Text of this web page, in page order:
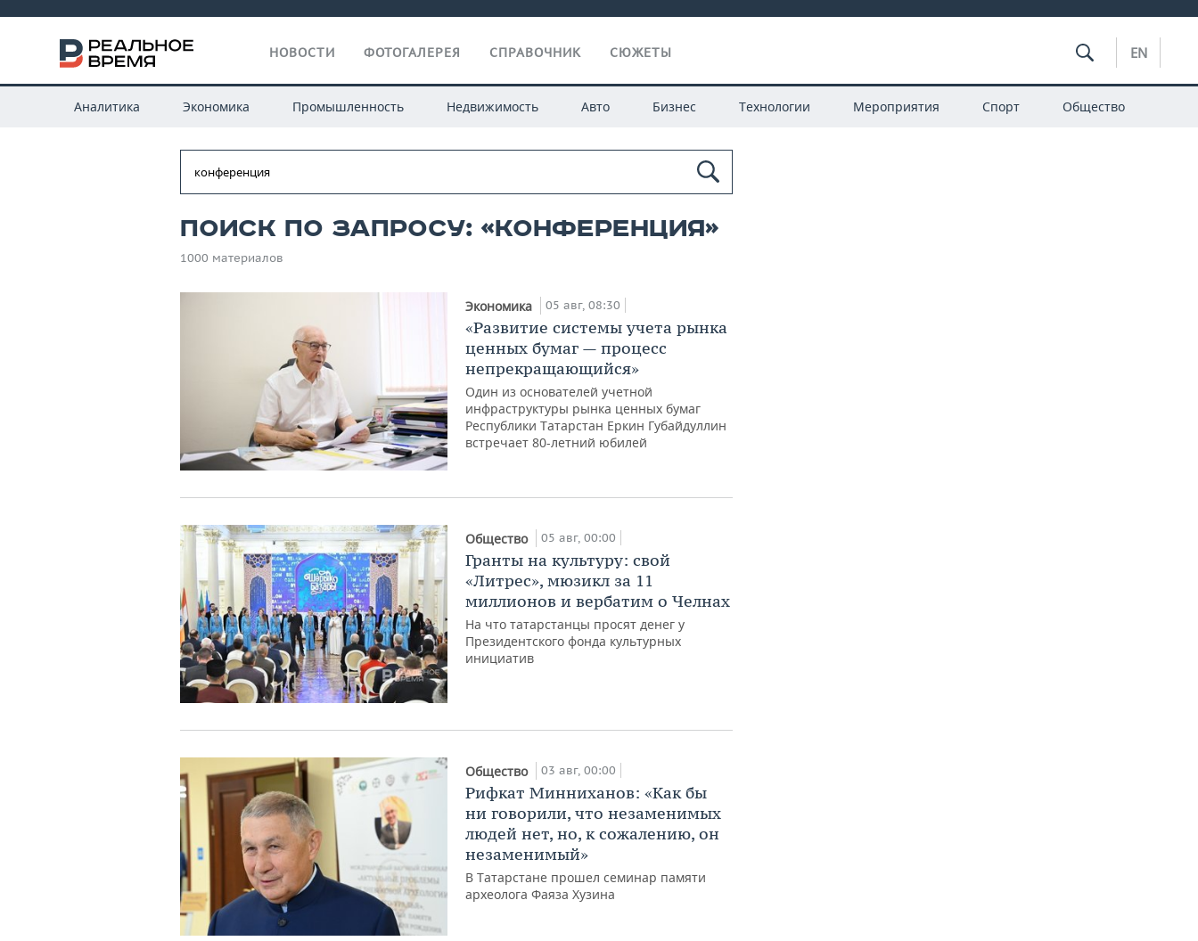
НОВОСТИ ФОТОГАЛЕРЕЯ СПРАВОЧНИК СЮЖЕТЫ EN
Аналитика Экономика Промышленность Недвижимость Авто Бизнес Технологии Мероприятия Спорт Общество
Поиск по запросу: «конференция»
1000 материалов
Экономика 05 авг, 08:30
«Развитие системы учета рынка
ценных бумаг — процесс
непрекращающийся»
Один из основателей учетной
инфраструктуры рынка ценных бумаг
Республики Татарстан Еркин Губайдуллин
встречает 80-летний юбилей
Общество 05 авг, 00:00
Гранты на культуру: свой
«Литрес», мюзикл за 11
миллионов и вербатим о Челнах
На что татарстанцы просят денег у
Президентского фонда культурных
инициатив
Общество 03 авг, 00:00
Рифкат Минниханов: «Как бы
ни говорили, что незаменимых
людей нет, но, к сожалению, он
незаменимый»
В Татарстане прошел семинар памяти
археолога Фаяза Хузина